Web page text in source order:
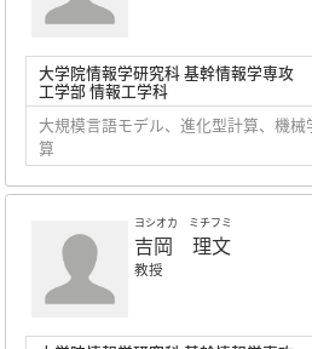
大学院情報学研究科 基幹情報学専攻
工学部 情報工学科
大規模言語モデル、進化型計算、機
算
ヨシオカ ミチフミ
吉岡 理文
教授